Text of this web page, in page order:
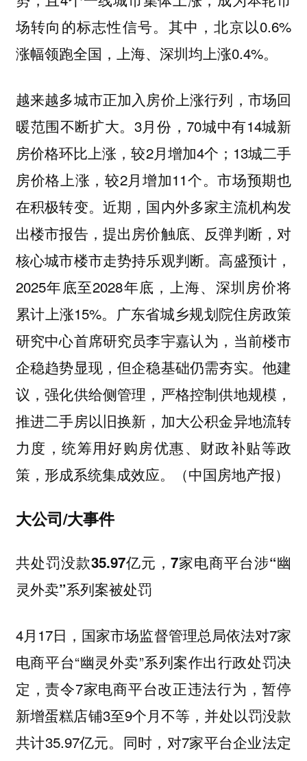
场转向的标志性信号。其中，北京以0.6%
涨幅领跑全国，上海、深圳均上涨0.4%。
越来越多城市正加入房价上涨行列，市场回
暖范围不断扩大。3月份，70城中有14城新
房价格环比上涨，较2月增加4个；13城二手
房价格上涨，较2月增加11个。市场预期也
在积极转变。近期，国内外多家主流机构发
出楼市报告，提出房价触底、反弹判断，对
核心城市楼市走势持乐观判断。高盛预计，
2025年底至2028年底，上海、深圳房价将
累计上涨15%。广东省城乡规划院住房政策
研究中心首席研究员李宇嘉认为，当前楼市
企稳趋势显现，但企稳基础仍需夯实。他建
议，强化供给侧管理，严格控制供地规模，
推进二手房以旧换新，加大公积金异地流转
力度，统筹用好购房优惠、财政补贴等政
策，形成系统集成效应。（中国房地产报）
大公司/大事件
共处罚没款35.97亿元，7家电商平台涉“幽
灵外卖”系列案被处罚
4月17日，国家市场监督管理总局依法对7家
电商平台“幽灵外卖”系列案作出行政处罚决
定，责令7家电商平台改正违法行为，暂停
新增蛋糕店铺3至9个月不等，并处以罚没款
共计35.97亿元。同时，对7家平台企业法定